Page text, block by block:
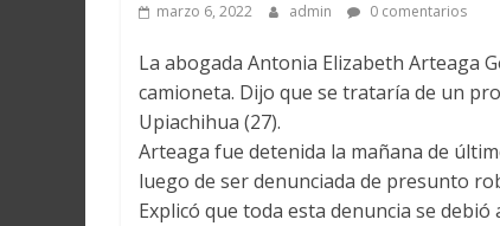
marzo 6, 2022 admin 0 comentarios
La abogada Antonia Elizabeth Arteaga
camioneta. Dijo que se trataría de un
Upiachihua (27).
Arteaga fue detenida la mañana de
luego de ser denunciada de presunto
Explicó que toda esta denuncia se